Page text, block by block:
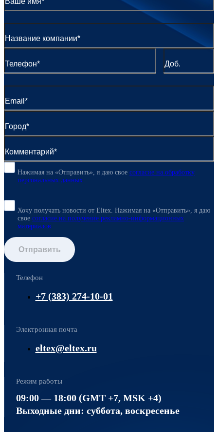
Нажимая на «Отправить», я даю свое согласие на обработку
персональных данных
Хочу получать новости от Eltex. Нажимая на «Отправить», я даю
свое согласие на получение рекламно-информационных
материалов
Отправить
Телефон
+7 (383) 274-10-01
Электронная почта
eltex@eltex.ru
Режим работы
09:00 — 18:00 (GMT +7, MSK +4)
Выходные дни: суббота, воскресенье